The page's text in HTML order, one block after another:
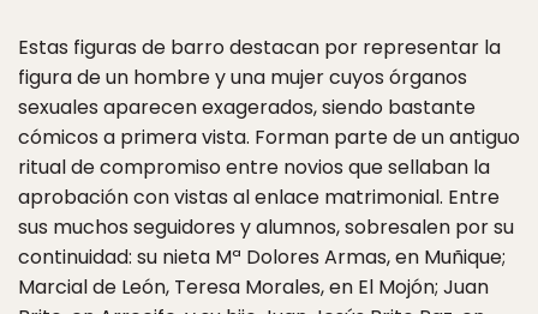
Estas figuras de barro destacan por representar la
figura de un hombre y una mujer cuyos órganos
sexuales aparecen exagerados, siendo bastante
cómicos a primera vista. Forman parte de un antiguo
ritual de compromiso entre novios que sellaban la
aprobación con vistas al enlace matrimonial. Entre
sus muchos seguidores y alumnos, sobresalen por su
continuidad: su nieta Mª Dolores Armas, en Muñique;
Marcial de León, Teresa Morales, en El Mojón; Juan